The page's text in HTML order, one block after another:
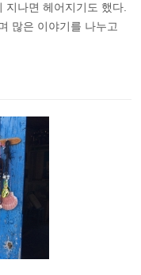
지나면 헤어지기도 했다.
많은 이야기를 나누고